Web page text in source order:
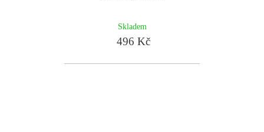
Skladem
496 Kč